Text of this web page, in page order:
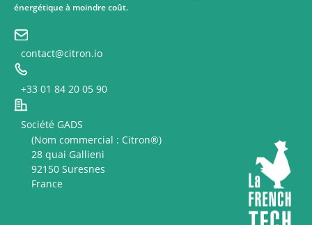
énergétique à moindre coût.
contact@citron.io
+33 01 84 20 05 90
Société GADS
(Nom commercial : Citron®)
28 quai Gallieni
92150 Suresnes
France